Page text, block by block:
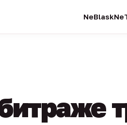
NeBlask